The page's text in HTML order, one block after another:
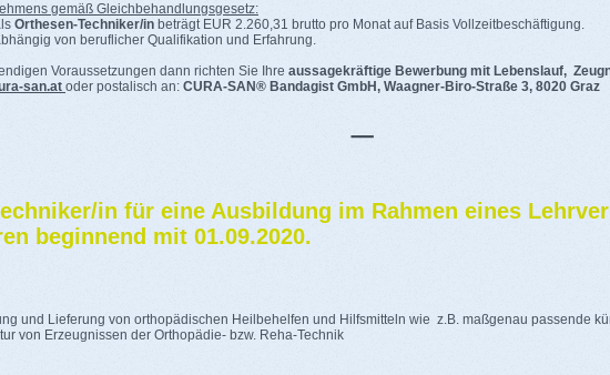
gemäß Gleichbehandlungsgesetz:
Orthesen-Techniker/in beträgt EUR 2.260,31 brutto pro Monat auf Basis Vollzeitbeschäftigung.
von beruflicher Qualifikation und Erfahrung.
Voraussetzungen dann richten Sie Ihre aussagekräftige Bewerbung mit Lebenslauf,
san.at oder postalisch an: CURA-SAN® Bandagist GmbH, Waagner-Biro-Straße 3, 8020 Graz
in für eine Ausbildung im Rahmen eines
beginnend mit 01.09.2020.
und Lieferung von orthopädischen Heilbehelfen und Hilfsmitteln wie z.B. maßgenau passende
von Erzeugnissen der Orthopädie- bzw. Reha-Technik